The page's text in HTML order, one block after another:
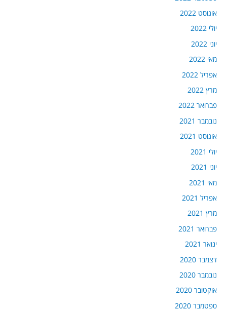
אוגוסט 2022
יולי 2022
יוני 2022
מאי 2022
אפריל 2022
מרץ 2022
פברואר 2022
נובמבר 2021
אוגוסט 2021
יולי 2021
יוני 2021
מאי 2021
אפריל 2021
מרץ 2021
פברואר 2021
ינואר 2021
דצמבר 2020
נובמבר 2020
אוקטובר 2020
ספטמבר 2020